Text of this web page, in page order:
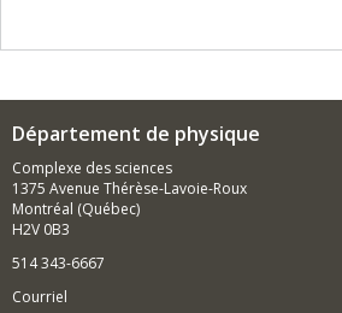
Département de physique
Complexe des sciences
1375 Avenue Thérèse-Lavoie-Roux
Montréal (Québec)
H2V 0B3
514 343-6667
Courriel